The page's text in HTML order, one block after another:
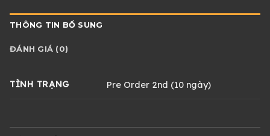
THÔNG TIN BỔ SUNG
ĐÁNH GIÁ (0)
TÌNH TRẠNG Pre Order 2nd (10 ngày)